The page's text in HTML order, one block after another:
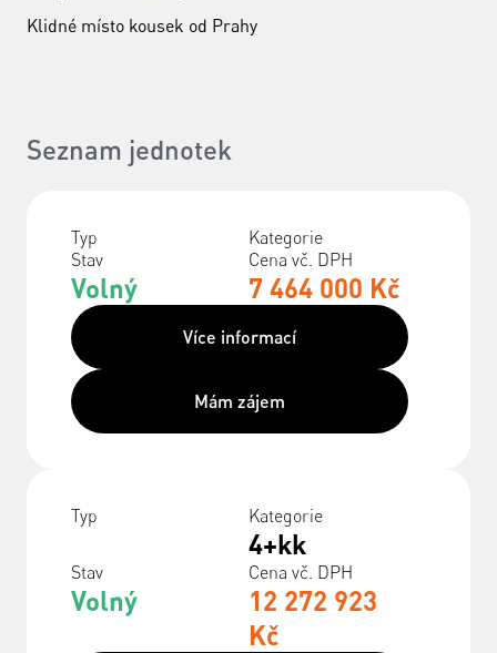
Klidné místo kousek od Prahy
Seznam jednotek
Typ
Kategorie
Stav
Volný
Cena vč. DPH
7 464 000 Kč
Více informací
Mám zájem
Typ Kategorie
4+kk
Stav
Volný
Cena vč. DPH
12 272 923
Kč